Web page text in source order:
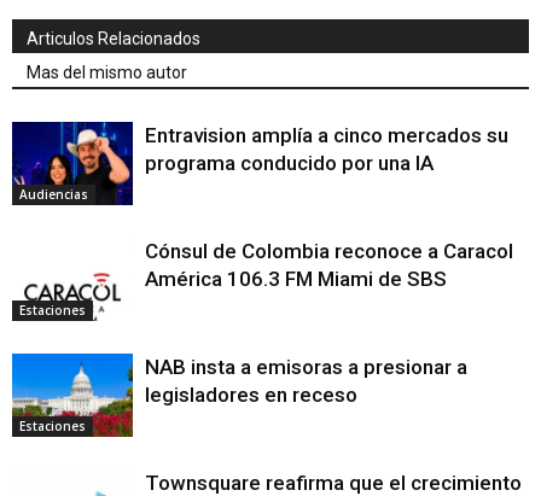
Articulos Relacionados
Mas del mismo autor
Audiencias
Entravision amplía a cinco mercados su
programa conducido por una IA
Estaciones
Cónsul de Colombia reconoce a Caracol
América 106.3 FM Miami de SBS
Estaciones
NAB insta a emisoras a presionar a
legisladores en receso
Townsquare reafirma que el crecimiento